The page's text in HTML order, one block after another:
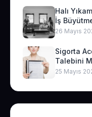
Halı
İş
26 Mayıs
Sigorta
Talebini
25 Mayıs